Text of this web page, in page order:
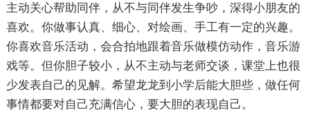
主动关心帮助同伴，从不与同伴发生争吵，深得小朋友的
喜欢。你做事认真、细心、对绘画、手工有一定的兴趣。
你喜欢音乐活动，会合拍地跟着音乐做模仿动作，音乐游
戏等。但你胆子较小，从不主动与老师交谈，课堂上也很
少发表自己的见解。希望龙龙到小学后能大胆些，做任何
事情都要对自己充满信心，要大胆的表现自己。